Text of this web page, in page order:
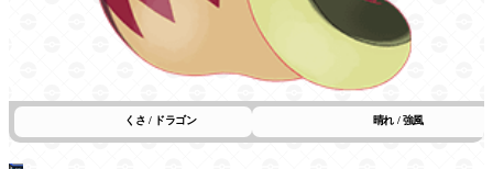
くさ / ドラゴン 晴れ / 強風